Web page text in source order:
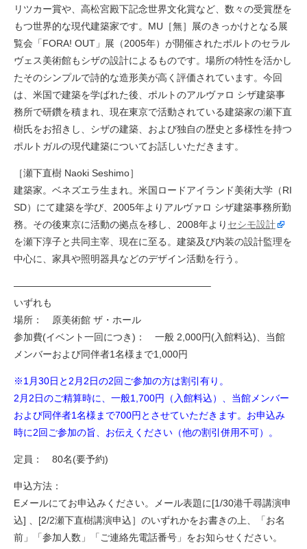
リツカー賞や、高松宮殿下記念世界文化賞など、数々の受賞歴を
もつ世界的な現代建築家です。MU［無］展のきっかけとなる展
覧会「FORA! OUT」展（2005年）が開催されたポルトのセラル
ヴェス美術館もシザの設計によるものです。場所の特性を活かし
たそのシンプルで詩的な造形美が高く評価されています。今回
は、米国で建築を学ばれた後、ポルトのアルヴァロ シザ建築事
務所で研鑽を積まれ、現在東京で活動されている建築家の瀬下直
樹氏をお招きし、シザの建築、および独自の歴史と多様性を持つ
ポルトガルの現代建築についてお話しいただきます。
［瀬下直樹 Naoki Seshimo］
建築家。ベネズエラ生まれ。米国ロードアイランド美術大学（RI
SD）にて建築を学び、2005年よりアルヴァロ シザ建築事務所勤
務。その後東京に活動の拠点を移し、2008年より セシモ設計
を瀬下淳子と共同主宰、現在に至る。建築及び内装の設計監理を
中心に、家具や照明器具などのデザイン活動を行う。
————————————————————–
いずれも
場所： 原美術館 ザ・ホール
参加費(イベント一回につき)： 一般 2,000円(入館料込)、当館
メンバーおよび同伴者1名様まで1,000円
※1月30日と2月2日の2回ご参加の方は割引有り。
2月2日のご精算時に、一般1,700円（入館料込）、当館メンバー
および同伴者1名様まで700円とさせていただきます。お申込み
時に2回ご参加の旨、お伝えください（他の割引併用不可）。
定員： 80名(要予約)
申込方法：
Eメールにてお申込みください。メール表題に[1/30港千尋講演申
込] 、[2/2瀬下直樹講演申込］のいずれかをお書きの上、「お名
前」「参加人数」「ご連絡先電話番号」をお知らせください。